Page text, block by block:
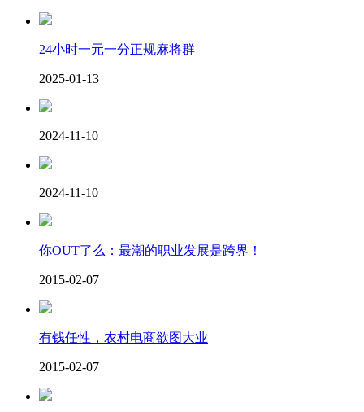
24小时一元一分正规麻将群
2025-01-13
2024-11-10
2024-11-10
你OUT了么：最潮的职业发展是跨界！
2015-02-07
有钱任性，农村电商欲图大业
2015-02-07